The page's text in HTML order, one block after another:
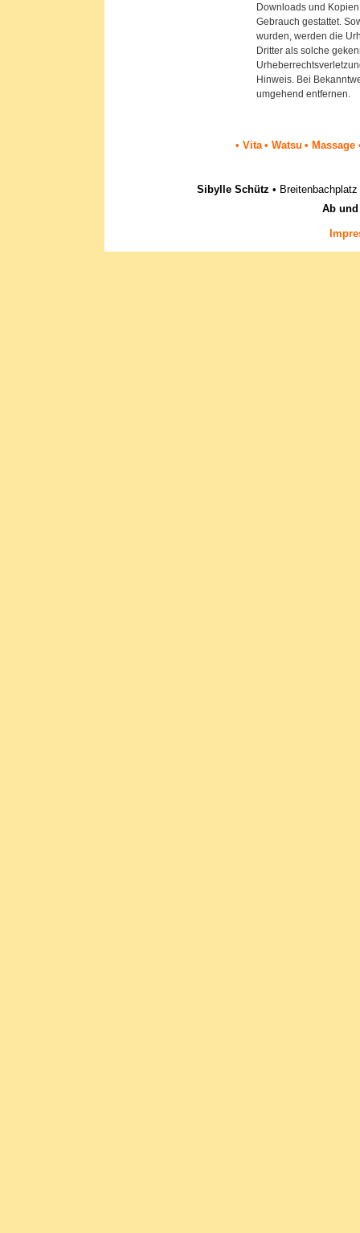
Downloads und
Gebrauch gestattet.
wurden, werden die
Dritter als solche
Hinweis. Bei
umgehend entfernen.
• Vita • Watsu • Massage
Sibylle Schütz •
Ab